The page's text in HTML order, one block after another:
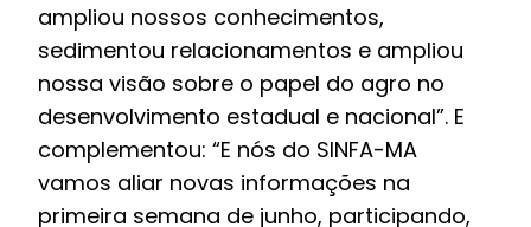
ampliou nossos conhecimentos,
sedimentou relacionamentos e ampliou
nossa visão sobre o papel do agro no
desenvolvimento estadual e nacional”. E
complementou: “E nós do SINFA-MA
vamos aliar novas informações na
primeira semana de junho, participando,